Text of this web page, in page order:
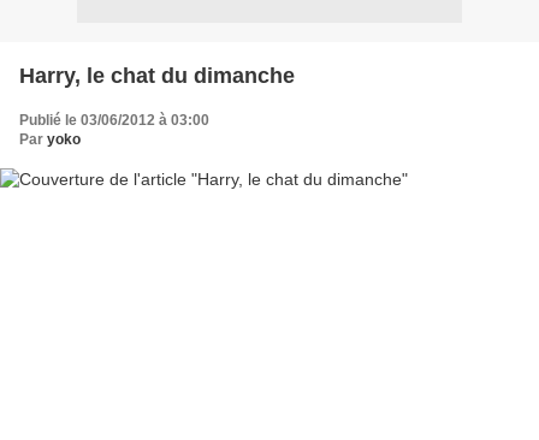
Harry, le chat du dimanche
Publié le 03/06/2012 à 03:00
Par yoko